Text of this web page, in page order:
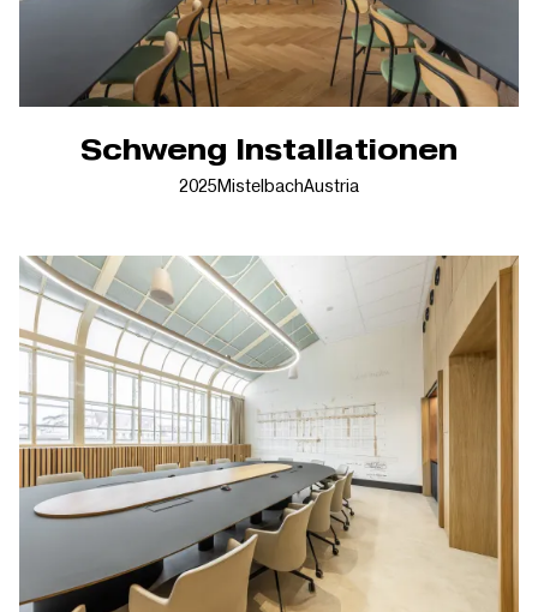
Schweng Installationen
2025MistelbachAustria